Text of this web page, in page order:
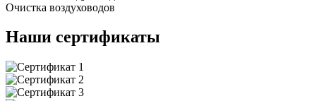
Очистка воздуховодов
Наши сертификаты